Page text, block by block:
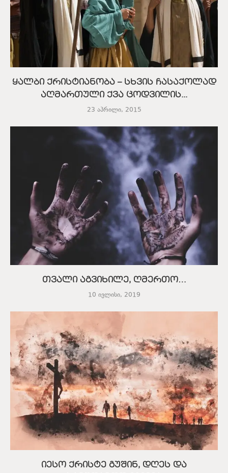
ყალბი ქრისტიანობა – სხვის ჩასაქოლად
აღმართული ქვა ცოდვილის...
23 აპრილი, 2015
თვალი აგვიხილე, ღმერთო…
10 ივლისი, 2019
იესო ქრისტე გუშინ, დღეს და